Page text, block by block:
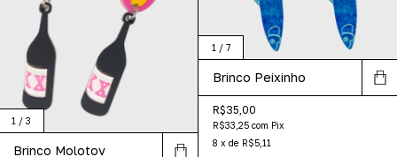
1 / 3
Brinco Molotov
1 / 7
Brinco Peixinho
R$35,00
R$33,25 com Pix
8 x de R$5,11